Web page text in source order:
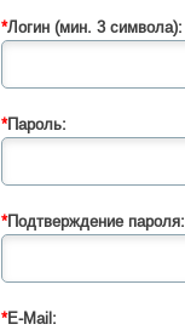
*Логин (мин. 3 символа):
*Пароль:
*Подтверждение пароля:
*E-Mail: